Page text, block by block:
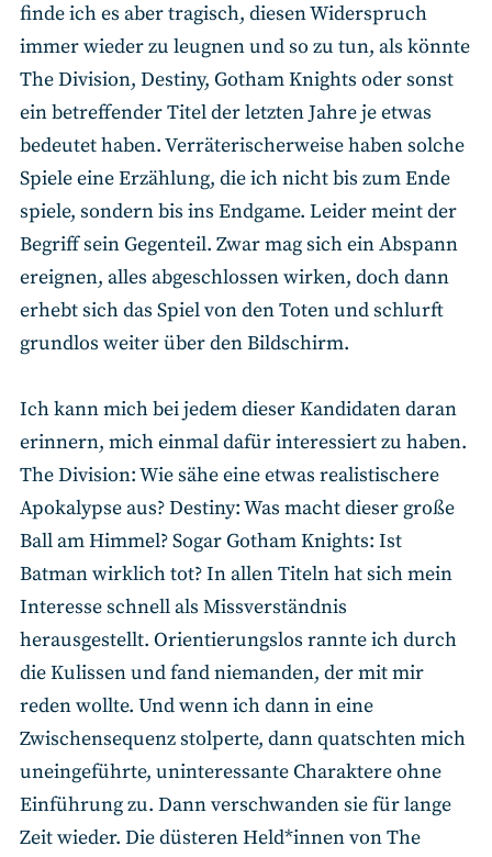
finde ich es aber tragisch, diesen Widerspruch
immer wieder zu leugnen und so zu tun, als könnte
The Division, Destiny, Gotham Knights oder sonst
ein betreffender Titel der letzten Jahre je etwas
bedeutet haben. Verräterischerweise haben solche
Spiele eine Erzählung, die ich nicht bis zum Ende
spiele, sondern bis ins Endgame. Leider meint der
Begriff sein Gegenteil. Zwar mag sich ein Abspann
ereignen, alles abgeschlossen wirken, doch dann
erhebt sich das Spiel von den Toten und schlurft
grundlos weiter über den Bildschirm.
Ich kann mich bei jedem dieser Kandidaten daran
erinnern, mich einmal dafür interessiert zu haben.
The Division: Wie sähe eine etwas realistischere
Apokalypse aus? Destiny: Was macht dieser große
Ball am Himmel? Sogar Gotham Knights: Ist
Batman wirklich tot? In allen Titeln hat sich mein
Interesse schnell als Missverständnis
herausgestellt. Orientierungslos rannte ich durch
die Kulissen und fand niemanden, der mit mir
reden wollte. Und wenn ich dann in eine
Zwischensequenz stolperte, dann quatschten mich
uneingeführte, uninteressante Charaktere ohne
Einführung zu. Dann verschwanden sie für lange
Zeit wieder. Die düsteren Held*innen von The